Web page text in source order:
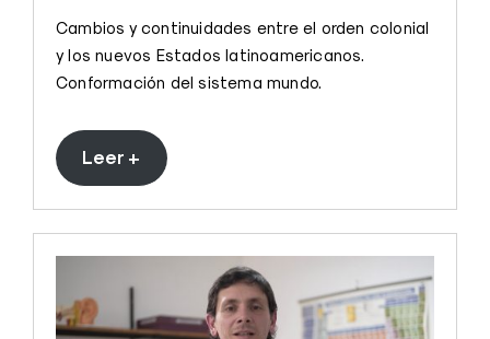
Cambios y continuidades entre el orden colonial
y los nuevos Estados latinoamericanos.
Conformación del sistema mundo.
Leer +